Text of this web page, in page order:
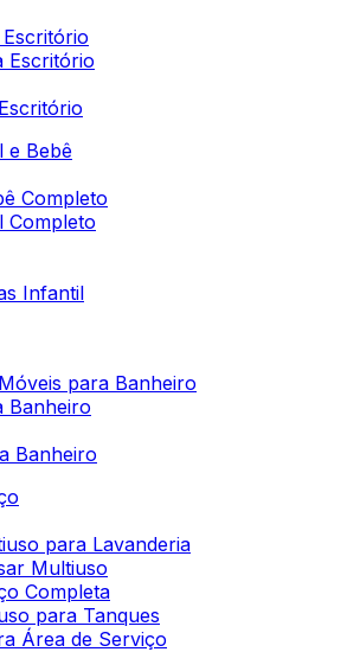
Escritório
e Bebê
Completo
Completo
Infantil
para Banheiro
Banheiro
Banheiro
para Lavanderia
Multiuso
Completa
para Tanques
Área de Serviço